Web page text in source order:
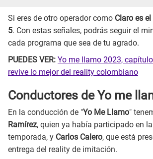
Si eres de otro operador como Claro es
5. Con estas señales, podrás seguir el
cada programa que sea de tu agrado.
PUEDES VER: Yo me llamo 2023,
revive lo mejor del reality colombiano
Conductores de Yo me
En la conducción de "Yo Me Llamo"
Ramírez, quien ya había participado en
temporada, y Carlos Calero, que está
entrega del reality de imitación.